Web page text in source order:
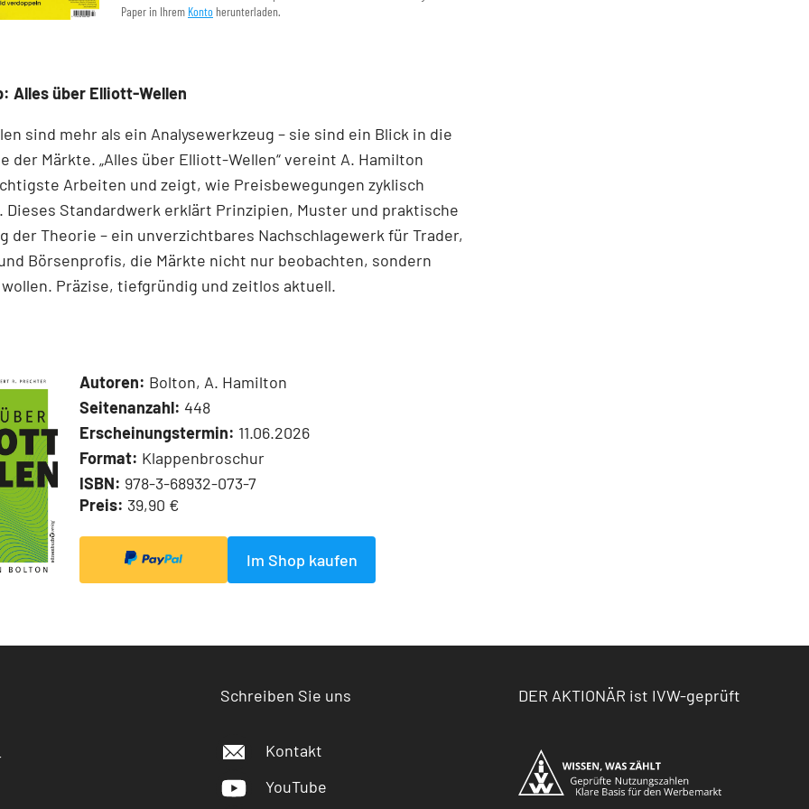
Paper in Ihrem Konto herunterladen.
Alles über Elliott-Wellen
sind mehr als ein Analysewerkzeug – sie sind ein Blick in die
der Märkte. „Alles über Elliott-Wellen“ vereint A. Hamilton
Arbeiten und zeigt, wie Preisbewegungen zyklisch
Dieses Standardwerk erklärt Prinzipien, Muster und praktische
der Theorie – ein unverzichtbares Nachschlagewerk für Trader,
Börsenprofis, die Märkte nicht nur beobachten, sondern
Präzise, tiefgründig und zeitlos aktuell.
Autoren: Bolton, A. Hamilton
Seitenanzahl: 448
Erscheinungstermin: 11.06.2026
Format: Klappenbroschur
ISBN: 978-3-68932-073-7
Preis: 39,90 €
Im Shop kaufen
Schreiben Sie uns
Kontakt
YouTube
DER AKTIONÄR ist IVW-geprüft